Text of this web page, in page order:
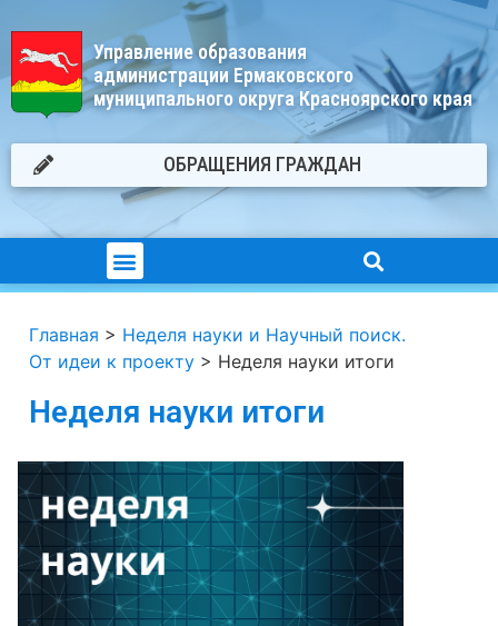
Управление образования
администрации Ермаковского
муниципального округа Красноярского края
ОБРАЩЕНИЯ ГРАЖДАН
Главная > Неделя науки и Научный поиск.
От идеи к проекту > Неделя науки итоги
Неделя науки итоги